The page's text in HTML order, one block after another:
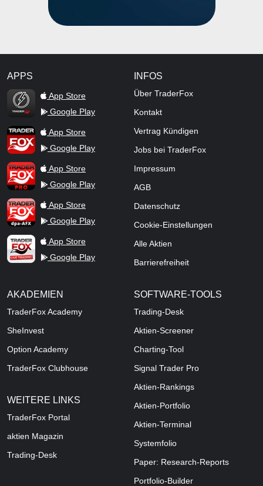
APPS
TraderFox Flash
App Store
Google Play
TraderFox AppApp Store
Google Play
TraderFox ProApp Store
Google Play
TraderFox dpa-AFX ProFeed
App Store
Google Play
TraderFox Live Trading
App Store
Google Play
INFOS
Über TraderFox
Kontakt
Vertrag Kündigen
Jobs bei TraderFox
Impressum
AGB
Datenschutz
Cookie-Einstellungen
Alle Aktien
Barrierefreiheit
AKADEMIEN
TraderFox Academy
SheInvest
Option Academy
TraderFox Clubhouse
WEITERE LINKS
TraderFox Portal
aktien Magazin
Trading-Desk
SOFTWARE-TOOLS
Trading-Desk
Aktien-Screener
Charting-Tool
Signal Trader Pro
Aktien-Rankings
Aktien-Portfolio
Aktien-Terminal
Systemfolio
Paper: Research-Reports
Portfolio-Builder